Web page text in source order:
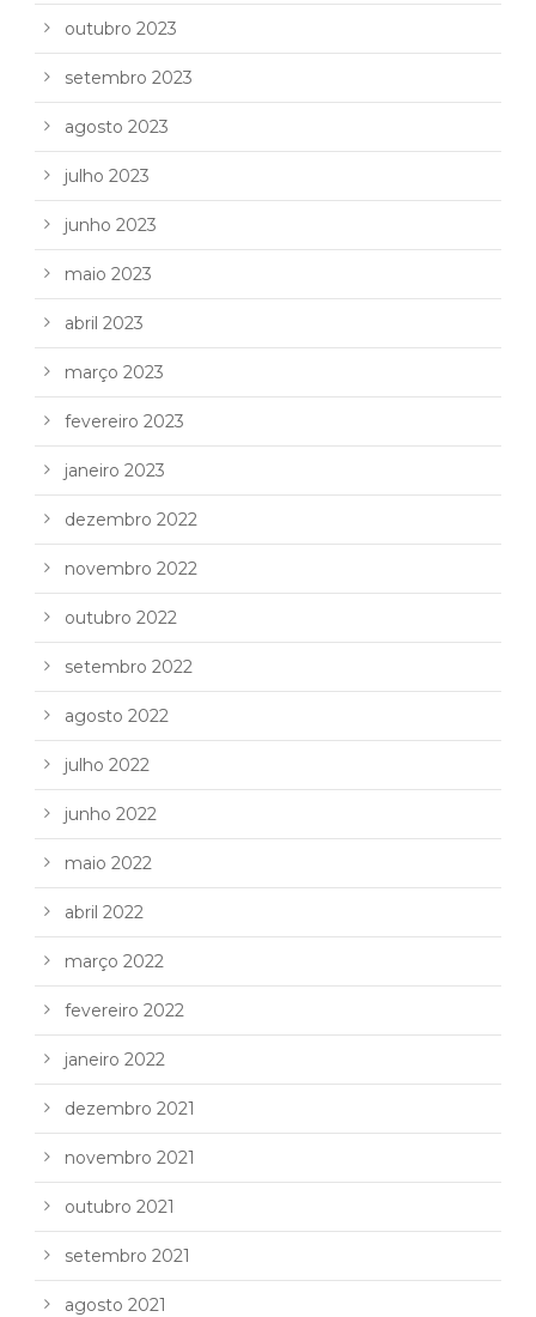
outubro 2023
setembro 2023
agosto 2023
julho 2023
junho 2023
maio 2023
abril 2023
março 2023
fevereiro 2023
janeiro 2023
dezembro 2022
novembro 2022
outubro 2022
setembro 2022
agosto 2022
julho 2022
junho 2022
maio 2022
abril 2022
março 2022
fevereiro 2022
janeiro 2022
dezembro 2021
novembro 2021
outubro 2021
setembro 2021
agosto 2021